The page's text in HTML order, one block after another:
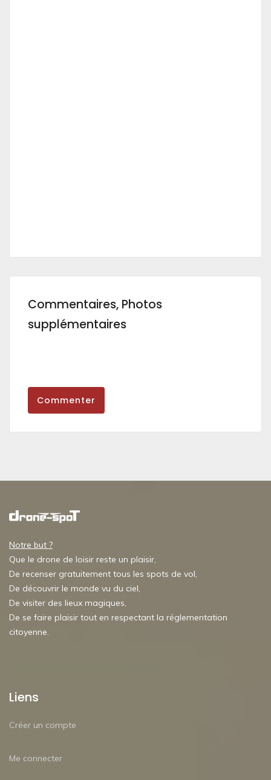
Commentaires, Photos
supplémentaires
Commenter
Notre but ?
Que le drone de loisir reste un plaisir,
De recenser gratuitement tous les spots de vol,
De découvrir le monde vu du ciel,
De visiter des lieux magiques,
De se faire plaisir tout en respectant la réglementation
citoyenne.
Liens
Créer un compte
Me connecter